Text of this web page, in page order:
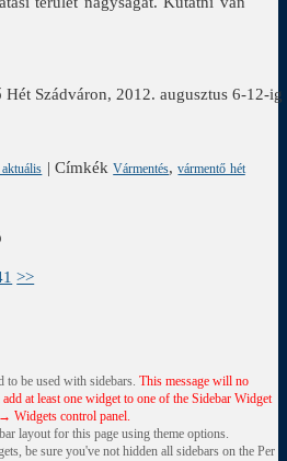
Szádváron, 2012. augusztus 6-12-ig
| Címkék Vármentés,vármentő hét
>>
to be used with sidebars. This message will no
at least one widget to one of the Sidebar Widget
Widgets control panel.
layout for this page using theme options.
be sure you've not hidden all sidebars on the Per